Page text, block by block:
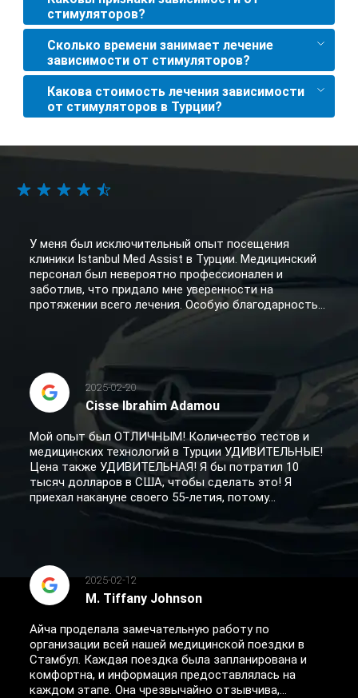
стимуляторов?
Сколько времени занимает лечение
зависимости от стимуляторов?
Какова стоимость лечения зависимости
от стимуляторов в Турции?
У меня был исключительный опыт посещения
клиники Istanbul Med Assist в Турции. Медицинский
персонал был невероятно профессионален и
заботлив, что придало мне уверенности на
протяжении всего лечения. Особую благодарность...
2025-02-20
Cisse Ibrahim Adamou
Мой опыт был ОТЛИЧНЫМ! Количество тестов и
медицинских технологий в Турции УДИВИТЕЛЬНЫЕ!
Цена также УДИВИТЕЛЬНАЯ! Я бы потратил 10
тысяч долларов в США, чтобы сделать это! Я
приехал накануне своего 55-летия, потому...
2025-02-12
M. Tiffany Johnson
Айча проделала замечательную работу по
организации всей нашей медицинской поездки в
Стамбул. Каждая поездка была запланирована и
комфортна, и информация предоставлялась на
каждом этапе. Она чрезвычайно отзывчива,...